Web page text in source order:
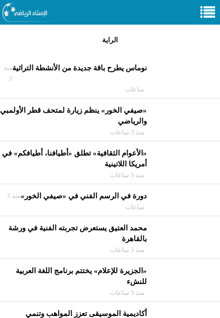
الراية
نوماس يطرح باقة جديدة من الأنشطة التراثيةمنذ
3
ساعات
«صيفي الخور» ينظم زيارة لمتحف قطر الأولمبي
والرياضي
منذ 3 ساعات
«الأعوام الثقافية» تطلق «أطيافنا، أطيافكم» في
أمريكا اللاتينية
منذ 3 ساعات
دورة في الرسم الفني في «صيفي الخور»
منذ 3
ساعات
محمد العتيق يستعرض تجربته الفنية في ورشة
بالقاهرة
منذ 3 ساعات
«الجزيرة للإعلام» يختتم برنامج اللغة العربية
للنشء
منذ 3 ساعات
أكاديمية الموسيقى تعزز المواهب وتنمي